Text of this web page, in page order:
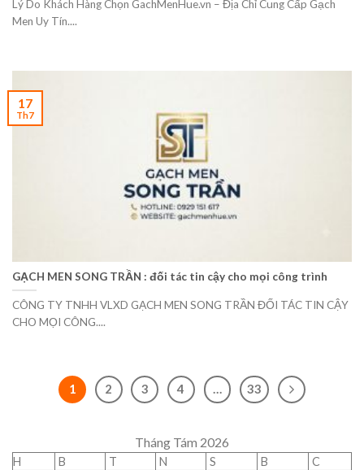
Lý Do Khách Hàng Chọn GachMenHue.vn – Địa Chỉ Cung Cấp Gạch
Men Uy Tín....
GẠCH MEN SONG TRẦN : đối tác tin cậy cho mọi công trình
CÔNG TY TNHH VLXD GẠCH MEN SONG TRẦN ĐỐI TÁC TIN CẬY
CHO MỌI CÔNG....
17
Th7
1 2 3 4 … 33
Tháng Tám 2026
H B T N S B
C